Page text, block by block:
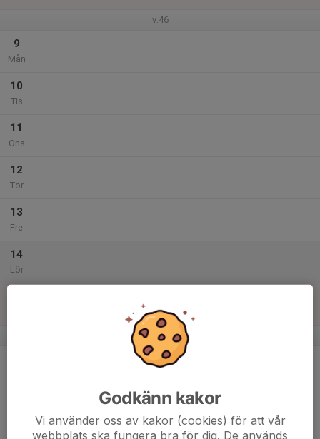
v.46
9
Mån
10
Tis
11
Ons
12
Tor
13
Fre
14
Lör
v.47
Godkänn kakor
Vi använder oss av kakor (cookies) för att vår
webbplats ska fungera bra för dig. De används